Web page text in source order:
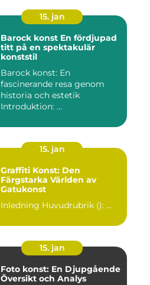
15. jan
Barock konst En fördjupad
titt på en spektakulär
konststil
Barock konst: En
fascinerande resa genom
historia och estetik
Introduktion: ...
15. jan
Graffiti Konst: Den
Färgstarka Världen av
Gatukonst
Inledning Huvudrubrik (): ...
15. jan
Foto konst: En Djupgående
Översikt och Analys